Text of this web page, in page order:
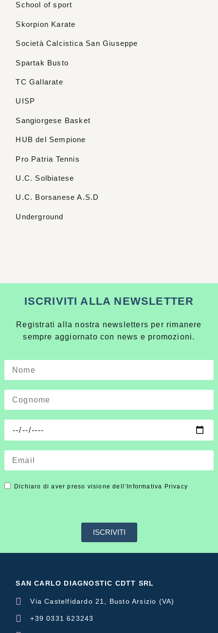
School of sport
Skorpion Karate
Società Calcistica San Giuseppe
Spartak Busto
TC Gallarate
UISP
Sangiorgese Basket
HUB del Sempione
Pro Patria Tennis
U.C. Solbiatese
U.C. Borsanese A.S.D
Underground
ISCRIVITI ALLA NEWSLETTER
Registrati alla nostra newsletters per rimanere
sempre aggiornato con news e promozioni.
Dichiaro di aver preso visione dell’Informativa Privacy
ISCRIVITI
SAN CARLO DIAGNOSTIC CDTT SRL
Via Castelfidardo 21, Busto Arsizio (VA)
+39 0331 623243